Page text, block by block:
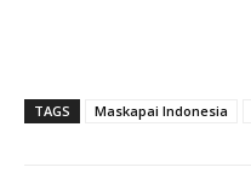
TAGS Maskapai Indonesia